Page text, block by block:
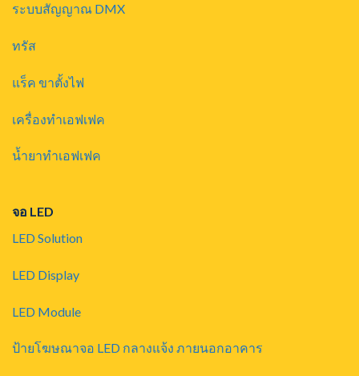
ระบบสัญญาณ DMX
ทรัส
แร็ค ขาตั้งไฟ
เครื่องทำเอฟเฟค
น้ำยาทำเอฟเฟค
จอ LED
LED Solution
LED Display
LED Module
ป้ายโฆษณาจอ LED กลางแจ้ง ภายนอกอาคาร